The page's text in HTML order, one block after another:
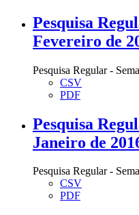
Pesquisa
Fevereiro de
Pesquisa Regular -
CSV
PDF
Pesquisa
Janeiro de
Pesquisa Regular -
CSV
PDF